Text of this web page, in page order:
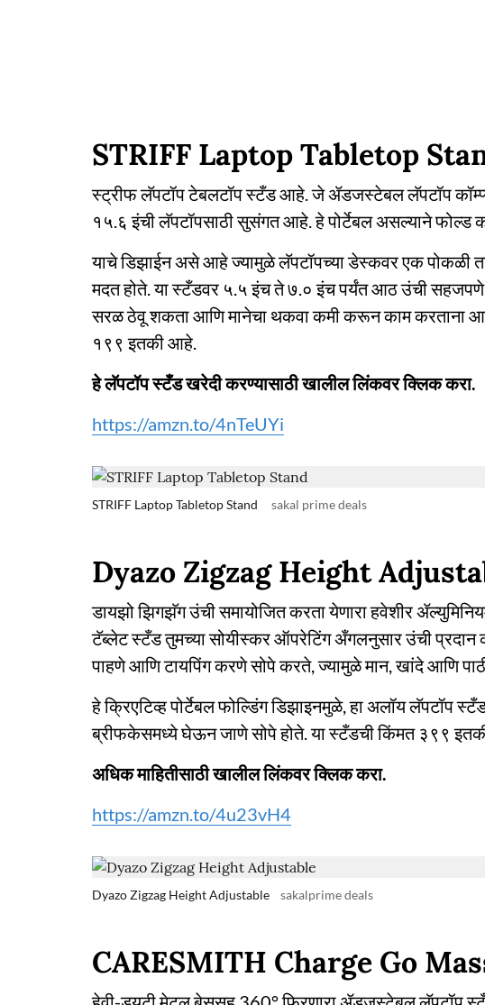
STRIFF Laptop Tabletop
स्ट्रीफ लॅपटॉप टेबलटॉप स्टँड आहे. जे ॲडजस्टेबल लॅपटॉप
१५.६ इंची लॅपटॉपसाठी सुसंगत आहे. हे पोर्टेबल असल्याने फोल्ड
याचे डिझाईन असे आहे ज्यामुळे लॅपटॉपच्या डेस्कवर एक पोकळी
मदत होते. या स्टँडवर ५.५ इंच ते ७.० इंच पर्यंत आठ उंची सहजपणे
सरळ ठेवू शकता आणि मानेचा थकवा कमी करून काम करताना
१९९ इतकी आहे.
हे लॅपटॉप स्टँड खरेदी करण्यासाठी खालील लिंकवर क्लिक करा.
https://amzn.to/4nTeUYi
STRIFF Laptop Tabletop Stand sakal prime deals
Dyazo Zigzag Height
डायझो झिगझॅग उंची समायोजित करता येणारा हवेशीर
टॅब्लेट स्टँड तुमच्या सोयीस्कर ऑपरेटिंग अँगलनुसार उंची प्रदान
पाहणे आणि टायपिंग करणे सोपे करते, ज्यामुळे मान, खांदे आणि
हे क्रिएटिव्ह पोर्टेबल फोल्डिंग डिझाइनमुळे, हा अलॉय लॅपटॉप
ब्रीफकेसमध्ये घेऊन जाणे सोपे होते. या स्टँडची किंमत ३९९
अधिक माहितीसाठी खालील लिंकवर क्लिक करा.
https://amzn.to/4u23vH4
Dyazo Zigzag Height Adjustable sakalprime deals
CARESMITH Charge Go